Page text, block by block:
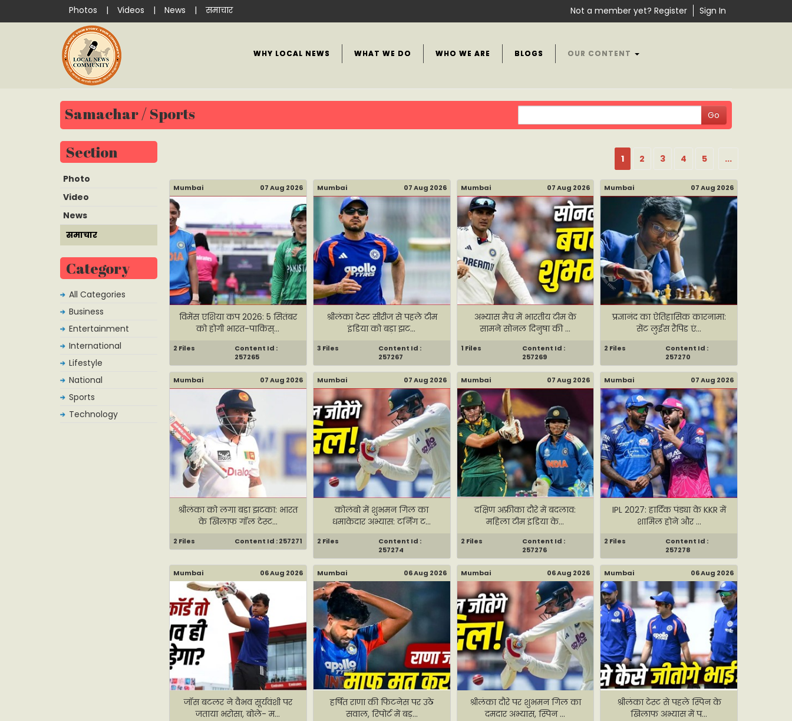
Photos | Videos | News | समाचार Not a member yet? Register Sign In
WHY LOCAL NEWS WHAT WE DO WHO WE ARE BLOGS OUR CONTENT
Samachar / Sports
Section
Photo
Video
News
समाचार
Category
All Categories
Business
Entertainment
International
Lifestyle
National
Sports
Technology
1 2 3 4 5 ...
Mumbai 07 Aug 2026
विमेंस एशिया कप 2026: 5 सितंबर
को होगी भारत-पाकिस्...
2 Files
Content Id :
257265
Mumbai 07 Aug 2026
श्रीलंका टेस्ट सीरीज से पहले टीम
इंडिया को बड़ा झट...
3 Files
Content Id :
257267
Mumbai 07 Aug 2026
अभ्यास मैच में भारतीय टीम के
सामने सोनल दिनुषा की ...
1 Files
Content Id :
257269
Mumbai 07 Aug 2026
प्रज्ञानंद का ऐतिहासिक कारनामा:
सेंट लुईस रैपिड एं...
2 Files
Content Id :
257270
Mumbai 07 Aug 2026
श्रीलंका को लगा बड़ा झटका: भारत
के खिलाफ गॉल टेस्ट...
2 Files Content Id : 257271
Mumbai 07 Aug 2026
कोलंबो में शुभमन गिल का
धमाकेदार अभ्यास: टर्निंग ट...
2 Files
Content Id :
257274
Mumbai 07 Aug 2026
दक्षिण अफ्रीका दौरे में बदलाव:
महिला टीम इंडिया के...
2 Files
Content Id :
257276
Mumbai 07 Aug 2026
IPL 2027: हार्दिक पंड्या के KKR में
शामिल होने और ...
2 Files
Content Id :
257278
Mumbai 06 Aug 2026
जॉस बटलर ने वैभव सूर्यवंशी पर
जताया भरोसा, बोले- म...
Mumbai 06 Aug 2026
हर्षित राणा की फिटनेस पर उठे
सवाल, रिपोर्ट में बड़...
Mumbai 06 Aug 2026
श्रीलंका दौरे पर शुभमन गिल का
दमदार अभ्यास, स्पिन ...
Mumbai 06 Aug 2026
श्रीलंका टेस्ट से पहले स्पिन के
खिलाफ अभ्यास में प...